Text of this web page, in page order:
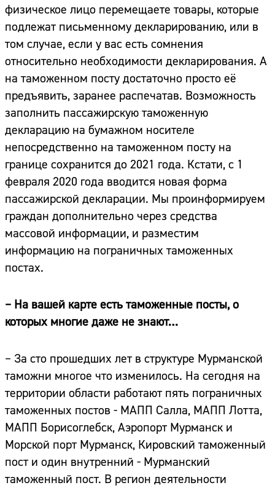
физическое лицо перемещаете товары, которые
подлежат письменному декларированию, или в
том случае, если у вас есть сомнения
относительно необходимости декларирования. А
на таможенном посту достаточно просто её
предъявить, заранее распечатав. Возможность
заполнить пассажирскую таможенную
декларацию на бумажном носителе
непосредственно на таможенном посту на
границе сохранится до 2021 года. Кстати, с 1
февраля 2020 года вводится новая форма
пассажирской декларации. Мы проинформируем
граждан дополнительно через средства
массовой информации, и разместим
информацию на пограничных таможенных
постах.
– На вашей карте есть таможенные посты, о
которых многие даже не знают…
– За сто прошедших лет в структуре Мурманской
таможни многое что изменилось. На сегодня на
территории области работают пять пограничных
таможенных постов - МАПП Салла, МАПП Лотта,
МАПП Борисоглебск, Аэропорт Мурманск и
Морской порт Мурманск, Кировский таможенный
пост и один внутренний - Мурманский
таможенный пост. В регион деятельности